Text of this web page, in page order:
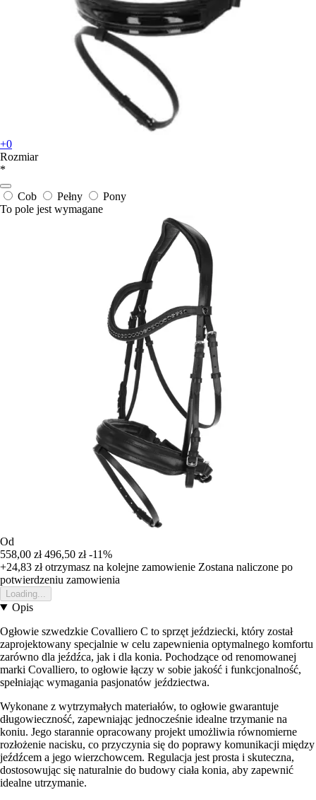
+0
Rozmiar
*
Cob Pełny
Pony
To pole jest wymagane
Od
558,00 zł 496,50 zł -11%
+24,83 złotrzymasz na kolejne zamowienie Zostana naliczone po
potwierdzeniu zamowienia
Loading...
Opis
Ogłowie szwedzkie Covalliero C to sprzęt jeździecki, który został
zaprojektowany specjalnie w celu zapewnienia optymalnego komfortu
zarówno dla jeźdźca, jak i dla konia. Pochodzące od renomowanej
marki Covalliero, to ogłowie łączy w sobie jakość i funkcjonalność,
spełniając wymagania pasjonatów jeździectwa.
Wykonane z wytrzymałych materiałów, to ogłowie gwarantuje
długowieczność, zapewniając jednocześnie idealne trzymanie na
koniu. Jego starannie opracowany projekt umożliwia równomierne
rozłożenie nacisku, co przyczynia się do poprawy komunikacji między
jeźdźcem a jego wierzchowcem. Regulacja jest prosta i skuteczna,
dostosowując się naturalnie do budowy ciała konia, aby zapewnić
idealne utrzymanie.